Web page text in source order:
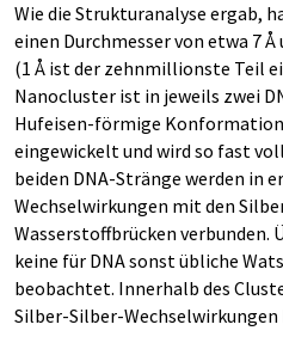
Wie die Strukturanalyse ergab,
einen Durchmesser von etwa 7
(1 Å ist der zehnmillionste Teil
Nanocluster ist in jeweils zwei
Hufeisen-förmige
eingewickelt und wird so fast
beiden DNA-Stränge werden in
Wechselwirkungen mit den
Wasserstoffbrücken verbunden.
keine für DNA sonst übliche
beobachtet. Innerhalb des
Silber-Silber-